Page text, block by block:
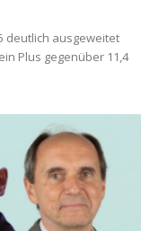
deutlich ausgeweitet
Plus gegenüber 11,4